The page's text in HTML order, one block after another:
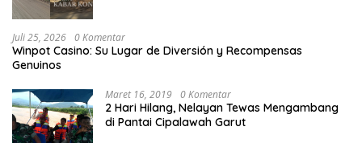
Juli 25, 2026 0 Komentar
Winpot Casino: Su Lugar de Diversión y Recompensas
Genuinos
Maret 16, 2019 0 Komentar
2 Hari Hilang, Nelayan Tewas Mengambang
di Pantai Cipalawah Garut